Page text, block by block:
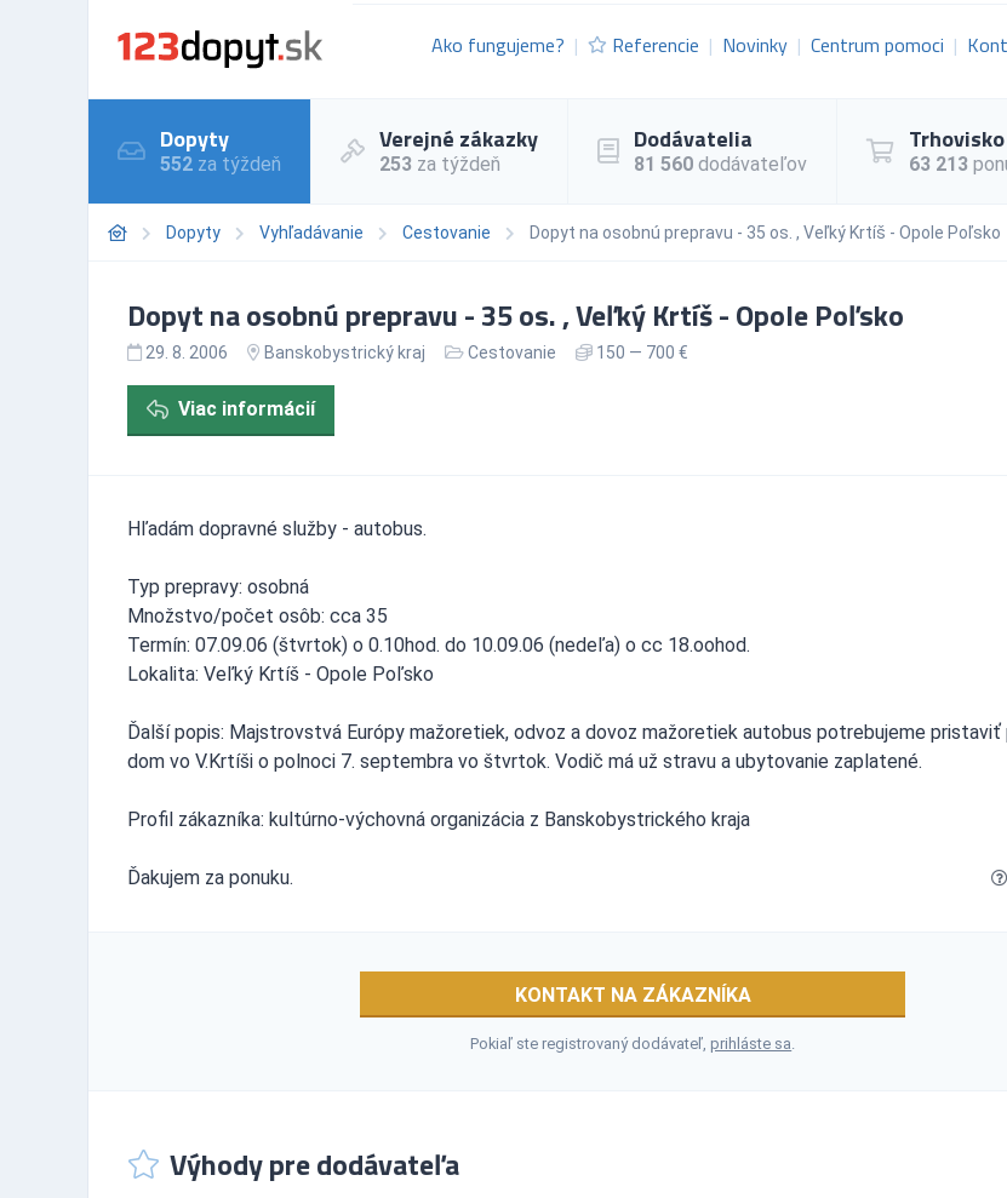
Ako fungujeme? Referencie Novinky Centrum pomoci
Dopyty
552 za týždeň
Verejné zákazky
253 za týždeň
Dodávatelia
81 560 dodávateľov
Trhovisko
63 213
Dopyty Vyhľadávanie Cestovanie Dopyt na osobnú prepravu - 35 os. , Veľký Krtíš - Opole Poľsko
Dopyt na osobnú prepravu - 35 os. , Veľký Krtíš - Opole Poľsko
29. 8. 2006 Banskobystrický kraj Cestovanie 150 — 700 €
Viac informácií
Hľadám dopravné služby - autobus.
Typ prepravy: osobná
Množstvo/počet osôb: cca 35
Termín: 07.09.06 (štvrtok) o 0.10hod. do 10.09.06 (nedeľa) o cc 18.oohod.
Lokalita: Veľký Krtíš - Opole Poľsko
Ďalší popis: Majstrovstvá Európy mažoretiek, odvoz a dovoz mažoretiek autobus potrebujeme pristaviť
dom vo V.Krtíši o polnoci 7. septembra vo štvrtok. Vodič má už stravu a ubytovanie zaplatené.
Profil zákazníka: kultúrno-výchovná organizácia z Banskobystrického kraja
Ďakujem za ponuku.
KONTAKT NA ZÁKAZNÍKA
Pokiaľ ste registrovaný dodávateľ,prihláste sa
Výhody pre dodávateľa